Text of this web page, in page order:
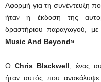
Αφορμή για τη συνέντευξη
ήταν η έκδοση της
δραστήριου παραγωγού, με
Music And Beyond»
Ο Chris Blackwell , ένας
ήταν αυτός που